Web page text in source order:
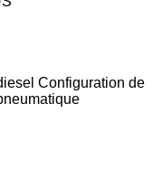
Configuration de